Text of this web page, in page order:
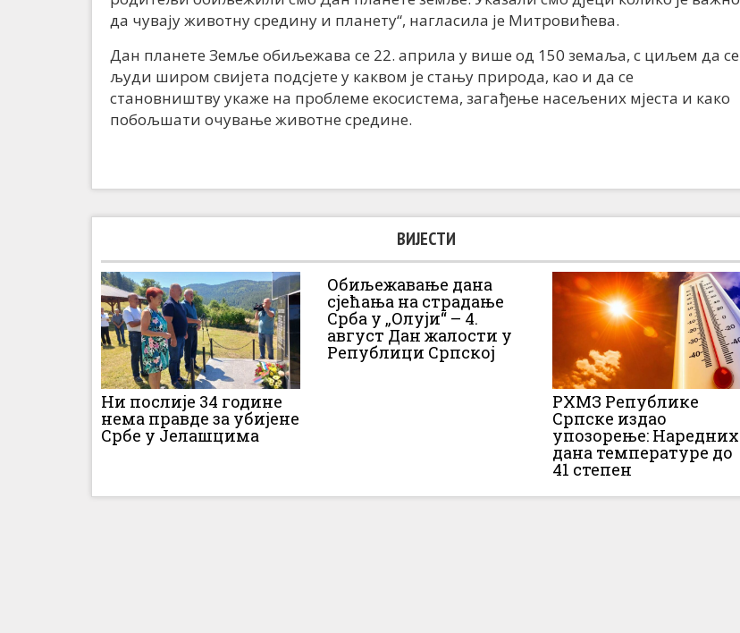
да чувају животну средину и планету“, нагласила је Митровићева.
Дан планете Земље обиљежава се 22. априла у више од 150 земаља, с циљем да се
људи широм свијета подсјете у каквом је стању природа, као и да се
становништву укаже на проблеме екосистема, загађење насељених мјеста и како
побољшати очување животне средине.
ВИЈЕСТИ
Ни послије 34 године
нема правде за убијене
Србе у Јелашцима
Обиљежавање дана
сјећања на страдање
Срба у „Олуји“ – 4.
август Дан жалости у
Републици Српској
РХМЗ Републике
Српске издао
упозорење: Наредних
дана температуре до
41 степен